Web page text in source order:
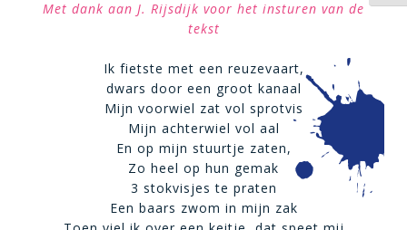
Met dank aan J. Rijsdijk voor het insturen van de
tekst
Ik fietste met een reuzevaart,
dwars door een groot kanaal
Mijn voorwiel zat vol sprotvis
Mijn achterwiel vol aal
En op mijn stuurtje zaten,
Zo heel op hun gemak
3 stokvisjes te praten
Een baars zwom in mijn zak